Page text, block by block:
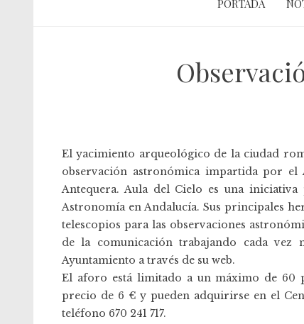
PORTADA
El yacimiento arqueológico de la ciudad
observación astronómica impartida por
Antequera. Aula del Cielo es una
Astronomía en Andalucía. Sus principales
telescopios para las observaciones
de la comunicación trabajando cada vez
Ayuntamiento a través de su web.
El aforo está limitado a un máximo de 60
precio de 6 € y pueden adquirirse en el
teléfono 670 241 717.